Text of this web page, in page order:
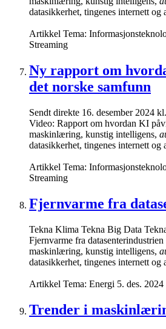
datasikkerhet, tingenes internett og
Artikkel Tema:
Streaming
Ny rapport om
det norske samfunn
Sendt direkte 16. desember 2024
Video: Rapport om hvordan KI
maskinlæring, kunstig intelligens,
datasikkerhet, tingenes internett og
Artikkel Tema:
Streaming
Fjernvarme fra
Tekna Klima Tekna Big Data
Fjernvarme fra
maskinlæring, kunstig intelligens,
datasikkerhet, tingenes internett og
Artikkel Tema: Energi 5. des. 2024
Trender i